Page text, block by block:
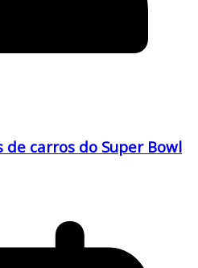
de carros do Super Bowl